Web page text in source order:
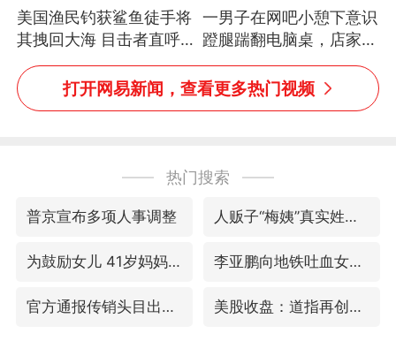
美国渔民钓获鲨鱼徒手将
其拽回大海 目击者直呼
震惊 （视频来源：参考
消息）
一男子在网吧小憩下意识
蹬腿踹翻电脑桌，店家3
台显示器与机械臂损坏
打开网易新闻，查看更多热门视频
热门搜索
普京宣布多项人事调整 人贩子“梅姨”真实姓名曝光
为鼓励女儿 41岁妈妈考上985研究生 李亚鹏向地铁吐血女孩捐99999元
官方通报传销头目出狱办书院 美股收盘：道指再创历史新高